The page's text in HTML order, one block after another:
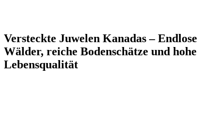
Versteckte Juwelen Kanadas – Endlose
Wälder, reiche Bodenschätze und hohe
Lebensqualität